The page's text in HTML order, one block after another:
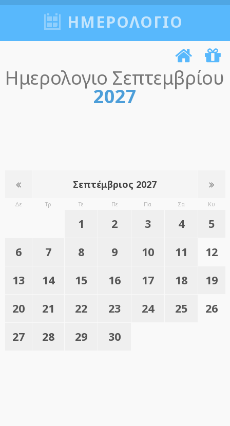
ΗΜΕΡΟΛΟΓΙΟ
Ημερολογιο Σεπτεμβρίου
2027
Σεπτέμβριος 2027
Δε Τρ Τε Πε Πα Σα Κυ
1 2 3 4
5
6
7 8 9 10 11
12
13
14 15 16 17 18
19
20
21 22 23 24 25
26
27
28 29 30